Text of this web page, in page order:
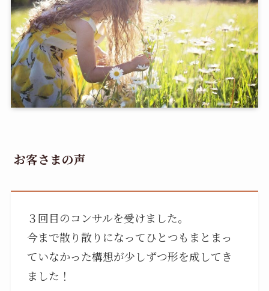
お客さまの声
３回目のコンサルを受けました。
今まで散り散りになってひとつもまとまっ
ていなかった構想が少しずつ形を成してき
ました！